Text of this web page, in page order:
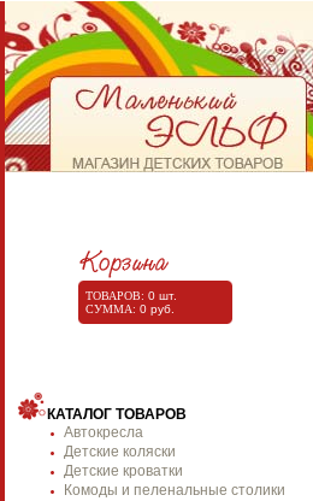
ТОВАРОВ: 0 шт.
СУММА: 0 руб.
КАТАЛОГ ТОВАРОВ
Автокресла
Детские коляски
Детские кроватки
Комоды и пеленальные столики